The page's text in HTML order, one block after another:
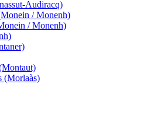
Audiracq)
/ Monenh)
/ Monenh)
(Morlaàs)